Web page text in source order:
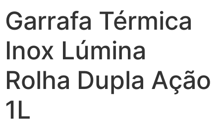
Garrafa Térmica
Inox Lúmina
Rolha Dupla Ação
1L